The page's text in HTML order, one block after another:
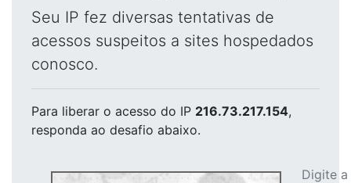
Seu IP fez diversas tentativas de
acessos suspeitos a sites hospedados
conosco.
Para liberar o acesso do IP 216.73.217.154,
responda ao desafio abaixo.
Digite